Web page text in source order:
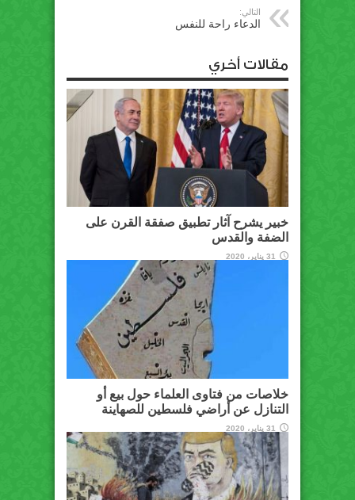
التالي:
الدعاء راحة للنفس
مقالات أخري
خبير يشرح آثار تطبيق صفقة القرن على
الضفة والقدس
31 يناير، 2020
خلاصات من فتاوى العلماء حول بيع أو
التنازل عن أراضي فلسطين للصهاينة
31 يناير، 2020